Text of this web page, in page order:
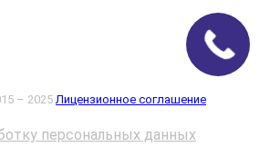
– 2025 Лицензионное соглашение
персональных данных